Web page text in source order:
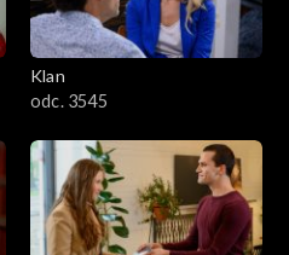
Klan
odc. 3545